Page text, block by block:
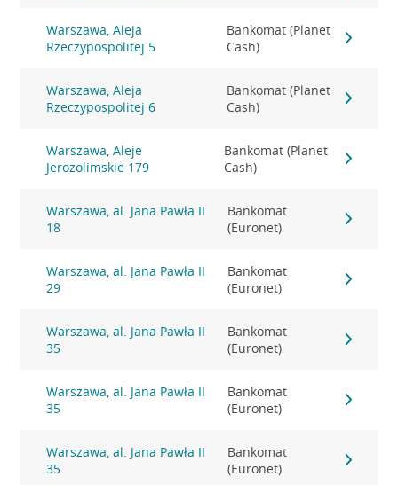
Warszawa, Aleja
Rzeczypospolitej 5
Bankomat (Planet
Cash)
Warszawa, Aleja
Rzeczypospolitej 6
Bankomat (Planet
Cash)
Warszawa, Aleje
Jerozolimskie 179
Bankomat (Planet
Cash)
Warszawa, al. Jana Pawła II
18
Bankomat
(Euronet)
Warszawa, al. Jana Pawła II
29
Bankomat
(Euronet)
Warszawa, al. Jana Pawła II
35
Bankomat
(Euronet)
Warszawa, al. Jana Pawła II
35
Bankomat
(Euronet)
Warszawa, al. Jana Pawła II
35
Bankomat
(Euronet)